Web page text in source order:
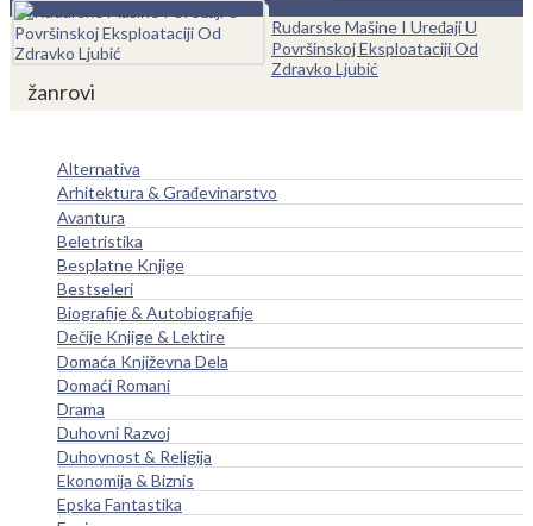
Rudarske Mašine I Uređaji U
Površinskoj Eksploataciji Od
Zdravko Ljubić
žanrovi
Alternativa
Arhitektura & Građevinarstvo
Avantura
Beletristika
Besplatne Knjige
Bestseleri
Biografije & Autobiografije
Dečije Knjige & Lektire
Domaća Književna Dela
Domaći Romani
Drama
Duhovni Razvoj
Duhovnost & Religija
Ekonomija & Biznis
Epska Fantastika